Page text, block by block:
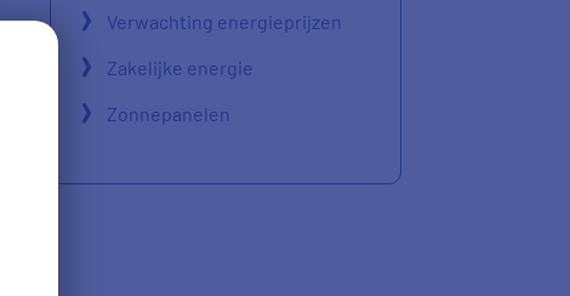
Verwachting energieprijzen
Zakelijke energie
Zonnepanelen